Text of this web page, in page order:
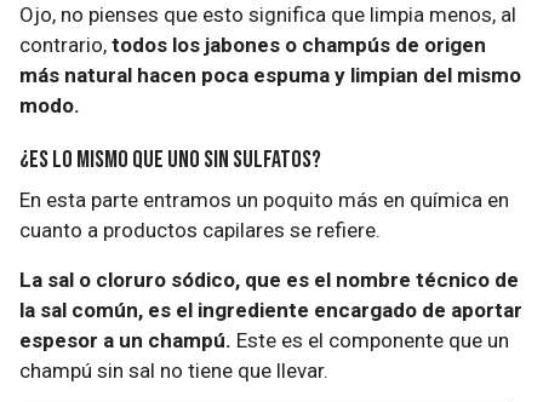
Ojo, no pienses que esto significa que limpia menos, al
contrario, todos los jabones o champús de origen
más natural hacen poca espuma y limpian del mismo
modo.
¿Es lo mismo que uno sin sulfatos?
En esta parte entramos un poquito más en química en
cuanto a productos capilares se refiere.
La sal o cloruro sódico, que es el nombre técnico de
la sal común, es el ingrediente encargado de aportar
espesor a un champú. Este es el componente que un
champú sin sal no tiene que llevar.